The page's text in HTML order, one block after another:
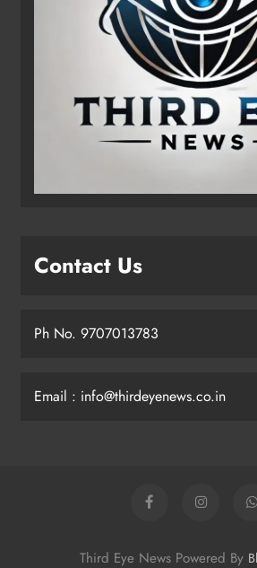
Contact Us
Ph No. 9707013783
Email : info@thirdeyenews.co.in
Third Eye News Powered By